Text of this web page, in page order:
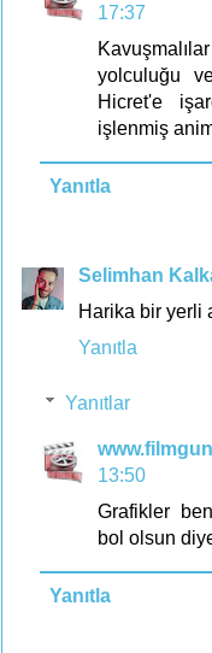
17:37
yolculuğu
Hicret'e
işlenmiş
Yanıtla
Selimhan
Harika bir yerli
Yanıtla
Yanıtlar
13:50
Grafikler
bol olsun
Yanıtla